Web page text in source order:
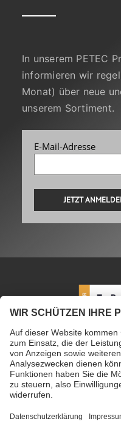
In unserem PETEC
informieren wir
Monat) über neue
unserem Sortiment.
E-Mail-Adresse
Alternative:
PETEC
96132 Schlüsselfeld |
0 |